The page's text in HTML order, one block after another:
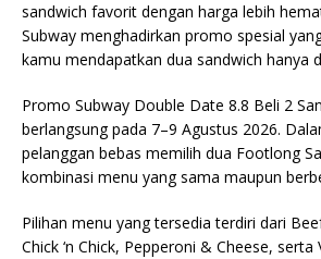
sandwich favorit dengan harga lebih
Subway menghadirkan promo spesial
kamu mendapatkan dua sandwich hanya
Promo Subway Double Date 8.8 Beli 2
berlangsung pada 7–9 Agustus 2026.
pelanggan bebas memilih dua Footlong
kombinasi menu yang sama maupun
Pilihan menu yang tersedia terdiri dari
Chick ‘n Chick, Pepperoni & Cheese, serta